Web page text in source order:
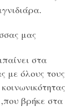
μας
στα
με όλους τους
βρήκε στα